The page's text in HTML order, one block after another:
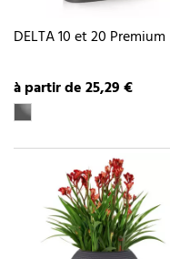
DELTA 10 et 20 Premium
à partir de 25,29 €